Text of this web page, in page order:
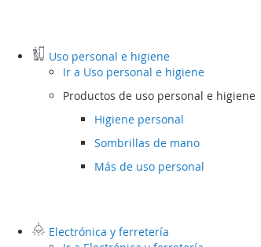
Uso personal e higiene
Ir a Uso personal e higiene
Productos de uso personal e higiene
Higiene personal
Sombrillas de mano
Más de uso personal
Electrónica y ferretería